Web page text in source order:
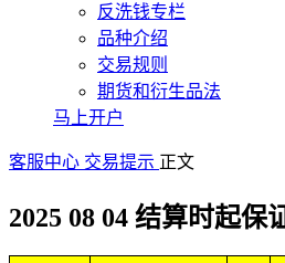
反洗钱专栏
品种介绍
交易规则
期货和衍生品法
马上开户
客服中心 交易提示 正文
2025 08 04 结算时起保